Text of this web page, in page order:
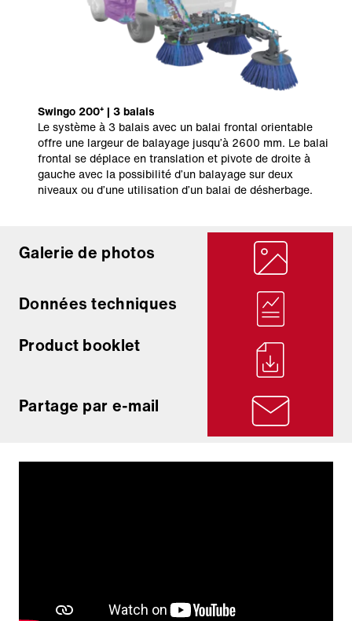
Swingo 200⁺ | 3 balais
Le système à 3 balais avec un balai frontal orientable
offre une largeur de balayage jusqu’à 2600 mm. Le balai
frontal se déplace en translation et pivote de droite à
gauche avec la possibilité d’un balayage sur deux
niveaux ou d’une utilisation d’un balai de désherbage.
Galerie de photos
Données techniques
Product booklet
Partage par e-mail